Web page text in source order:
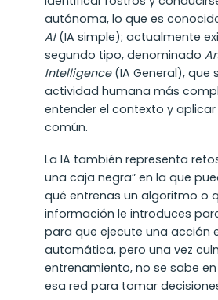
autónoma, lo que es
AI(IA simple); actualmente
segundo tipo, denominado
Intelligence(IA General), que
actividad humana más
entender el contexto y
común.
La IA también representa
una caja negra” en la que
qué entrenas un algoritmo o
información le introduces
para que ejecute una acción
automática, pero una vez
entrenamiento, no se sabe
esa red para tomar